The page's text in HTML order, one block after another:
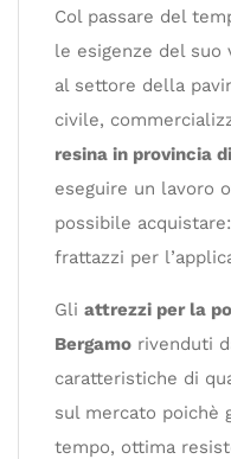
Col passare del
le esigenze del suo
al settore della
civile,
resina in provincia
eseguire un lavoro
possibile
frattazzi per
Gli attrezzi per la
Bergamo rivenduti
caratteristiche di
sul mercato poichè
tempo, ottima